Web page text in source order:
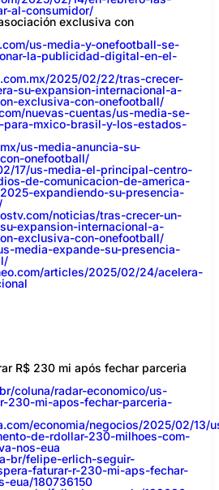
al-consumidor/
exclusiva con
us-media-y-onefootball-se-
la-publicidad-digital-en-el-
2025/02/22/tras-crecer-
su-expansion-internacional-a-
exclusiva-con-onefootball/
nuevas-cuentas/us-media-se-
mxico-brasil-y-los-estados-
us-media-anuncia-su-
onefootball/
17/us-media-el-principal-centro-
de-comunicacion-de-america-
expandiendo-su-presencia-
noticias/tras-crecer-un-
expansion-internacional-a-
exclusiva-con-onefootball/
media-expande-su-presencia-
articles/2025/02/24/acelera-
R$ 230 mi após fechar parceria
coluna/radar-economico/us-
230-mi-apos-fechar-parceria-
economia/negocios/2025/02/13/
de-rdollar-230-milhoes-com-
nos-eua
br/felipe-erlich-seguir-
faturar-r-230-mi-aps-fechar-
eua/180736150